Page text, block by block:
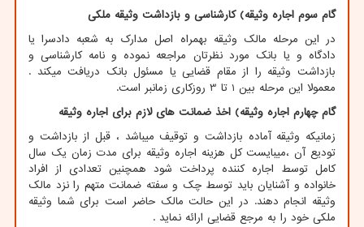
گام سوم اجاره وثیقه) کارشناسی و بازداشت وثیقه ملکی
در این مرحله مالک وثیقه بهمراه اصل مدارک به شعبه دادسرا یا
دادگاه و یا بانک مورد نظرتان مراجعه نموده و نامه کارشناسی و
بازداشت وثیقه را از مقام قضایی یا مسئول بانک دریافت میکند .
معمولا این مرحله بین 1 تا 3 روزکاری زمانبر است.
گام چهارم اجاره وثیقه) اخذ ضمانت های لازم برای اجاره وثیقه
زمانیکه وثیقه آماده بازداشت و توقیف میباشد ، قبل از بازداشت و
تودیع آن ،میبایست کل هزینه اجاره وثیقه برای مدت زمان یک سال
کامل توسط اجاره کننده پرداخت شود همچنین تعدادی از افراد
خانواده و آشنایان باید توسط چک و سفته ضمانت متهم را نزد مالک
وثیقه انجام دهند. در این حالت مالک حاضر است برای شما وثیقه
ملکی خود را به مرجع قضایی ارائه نماید .